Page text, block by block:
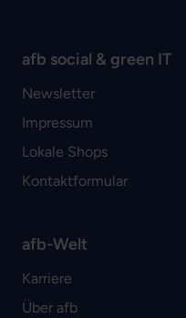
afb social & green IT
Newsletter
Impressum
Lokale Shops
Kontaktformular
afb-Welt
Karriere
Über afb